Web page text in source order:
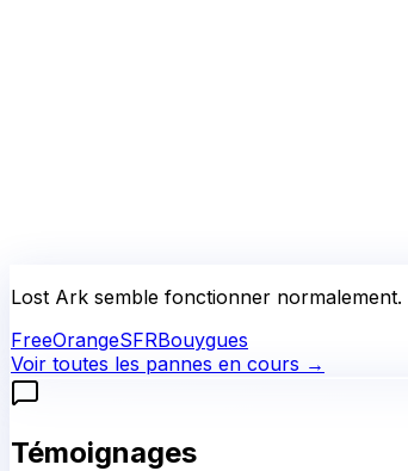
Lost Ark semble fonctionner normalement.
FreeOrangeSFRBouygues
Voir toutes les pannes en cours →
Témoignages